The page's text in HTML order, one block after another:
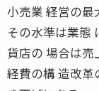
小売業 経営の最
その水準は業態
貨店の 場合は売
経費の構 造改革